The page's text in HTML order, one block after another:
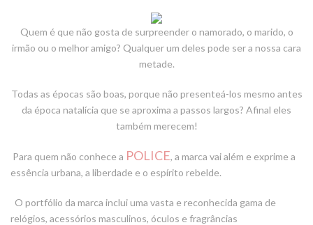
Quem é que não gosta de surpreender o namorado, o marido, o
irmão ou o melhor amigo? Qualquer um deles pode ser a nossa cara
metade.
Todas as épocas são boas, porque não presenteá-los mesmo antes
da época natalícia que se aproxima a passos largos? Afinal eles
também merecem!
Para quem não conhece a POLICE, a marca vai além e exprime a
essência urbana, a liberdade e o espírito rebelde.
O portfólio da marca inclui uma vasta e reconhecida gama de
relógios, acessórios masculinos, óculos e fragrâncias